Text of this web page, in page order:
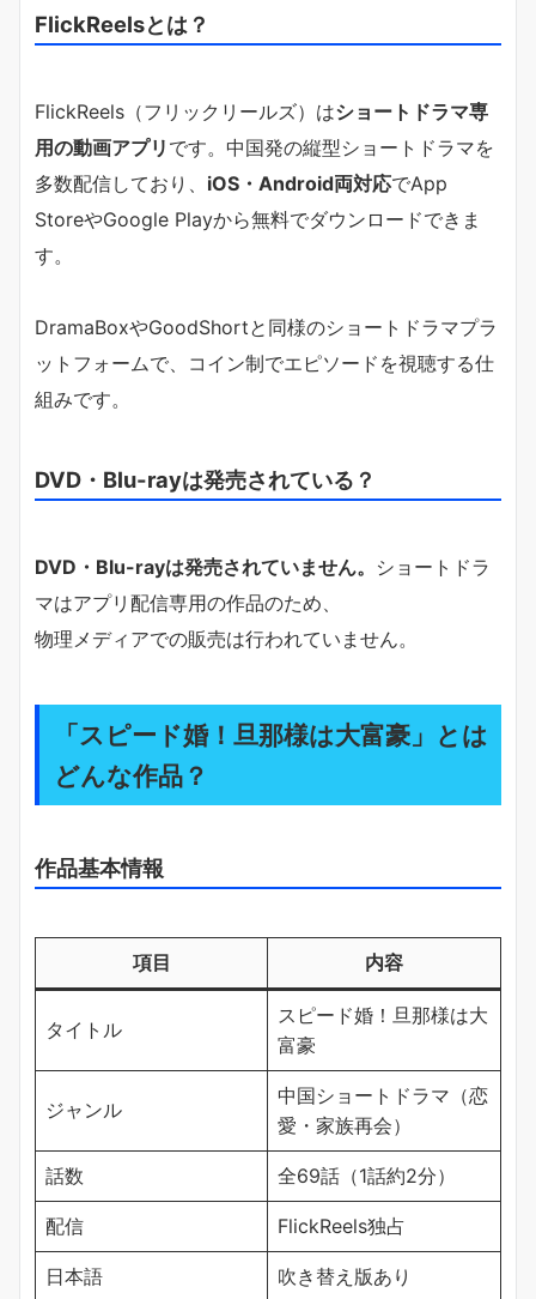
FlickReelsとは？
FlickReels（フリックリールズ）はショートドラマ専
用の動画アプリ です。中国発の縦型ショートドラマを
多数配信しており、 iOS・Android両対応でApp
StoreやGoogle Playから無料でダウンロードできま
す。
DramaBoxやGoodShortと同様のショートドラマプラ
ットフォームで、コイン制でエピソードを視聴する仕
組みです。
DVD・Blu-rayは発売されている？
DVD・Blu-rayは発売されていません。 ショートドラ
マはアプリ配信専用の作品のため、
物理メディアでの販売は行われていません。
「スピード婚！旦那様は大富豪」とは
どんな作品？
作品基本情報
項目 内容
タイトル
スピード婚！旦那様は大
富豪
ジャンル
中国ショートドラマ（恋
愛・家族再会）
話数 全69話（1話約2分）
配信 FlickReels独占
日本語 吹き替え版あり